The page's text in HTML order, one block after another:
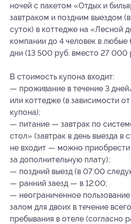
ночей с пакетом «Отдых и
завтраком и поздним выездом
суток) в коттедже на «Лесной
компании до 4 человек в любые
дни (13 500 руб. вместо 27 000
В стоимость купона входит:
— проживание в течение 3
или коттедже (в зависимости
купона);
— питание — завтрак по
стол» (завтрак в день выезда в
не входит — можно приобрести
за дополнительную плату);
— поздний выезд (в 07:00
— ранний заезд — в 12:00;
— неограниченное
залом для двоих в течение
пребывания в отеле (согласно